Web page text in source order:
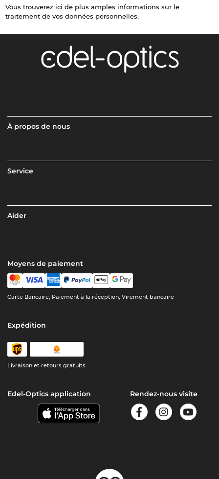
Vous trouverez ici de plus amples informations sur le
traitement de vos données personnelles.
À propos de nous
Service
Aider
Moyens de paiement
Carte Bancaire, Paiement à la réception, Virement bancaire
Expédition
Livraison et retours gratuits
Edel-Optics application Rendez-nous visite